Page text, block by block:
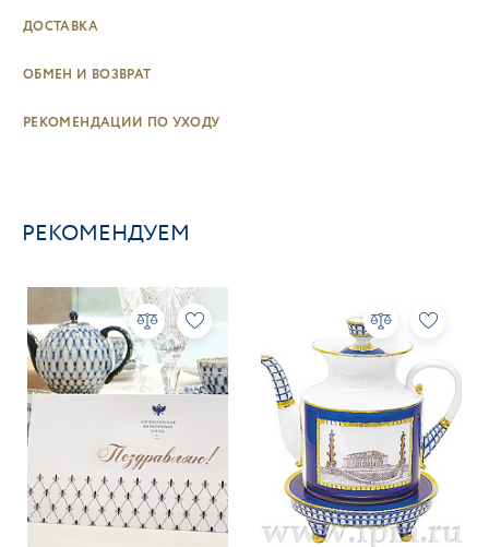
ДОСТАВКА
ОБМЕН И ВОЗВРАТ
РЕКОМЕНДАЦИИ ПО УХОДУ
РЕКОМЕНДУЕМ